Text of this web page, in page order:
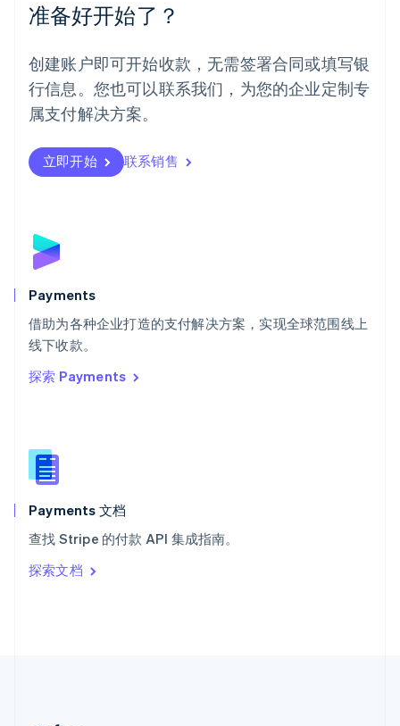
准备好开始了？
创建账户即可开始收款，无需签署合同或填写银
行信息。您也可以联系我们，为您的企业定制专
属支付解决方案。
立即开始 联系销售
Payments
借助为各种企业打造的支付解决方案，实现全球范围线上
线下收款。
探索 Payments
Payments 文档
查找 Stripe 的付款 API 集成指南。
探索文档
挪威
葡萄牙
Português English
日本
日本語English
瑞典
瑞士
DeutschFrançais
English
斯洛文尼亚
泰国
ไทยEnglish
希腊
English
西班牙
新西兰
English
匈牙利
English
ItalianoEnglish
印度
English